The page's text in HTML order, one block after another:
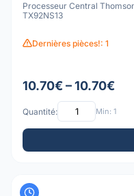
Processeur Central
TX92NS13
Dernières pièces!: 1
10.70€ – 10.70€
Quantité: Min: 1